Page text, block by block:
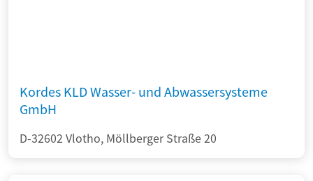
Kordes KLD Wasser- und Abwassersysteme
GmbH
D-32602 Vlotho, Möllberger Straße 20